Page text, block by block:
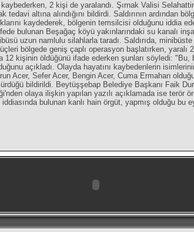
2 kişi de yaralandı. Şırnak Valisi
tedavi altına alındığını bildirdi. Saldırının ardından
kaydederek, bölgenin temsilcisi olduğunu iddia
bulunan Beşağaç köyü yakınlarındaki su kanalı
uzun namlulu silahlarla taradı. Saldırıda,
bölgede geniş çaplı operasyon başlatırken,
12 kişinin öldüğünü ifade ederken şunları söyledi:
açıkladı. Olayda hayatını kaybedenlerin
Acer, Sefer Acer, Bengin Acer, Cuma Ermahan
bildirildi. Beytüşşebap Belediye Başkanı Faik
olaya ilişkin yapılan yazılı açıklamada ise
bulunan kanlı hain örgüt, yapmış olduğu